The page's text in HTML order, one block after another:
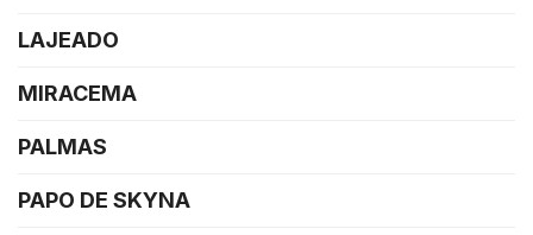
LAJEADO
MIRACEMA
PALMAS
PAPO DE SKYNA